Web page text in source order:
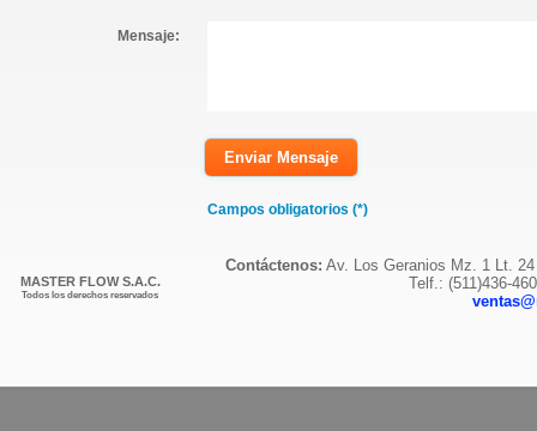
Mensaje:
Campos obligatorios (*)
Contáctenos: Av. Los Geranios Mz. 1 Lt.
Telf.: (511)436-
MASTER FLOW S.A.C.
Todos los derechos reservados